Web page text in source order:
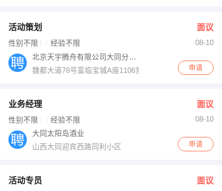
活动策划 面议
性别不限 经验不限
08-10
北京天宇腾舟有限公司大同分公司
魏都大道78号富临宝城A座1106室
申请
业务经理 面议
性别不限 经验不限
08-10
大同太阳岛酒业
山西大同迎宾西路同利小区
申请
活动专员 面议